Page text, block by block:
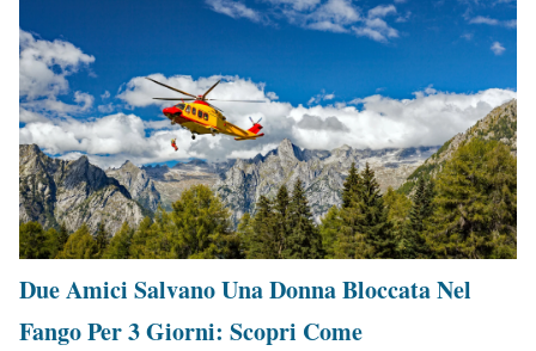
Due Amici Salvano Una Donna Bloccata Nel
Fango Per 3 Giorni: Scopri Come